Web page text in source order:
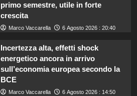
primo semestre, utile in forte
crescita
Marco Vaccarella 6 Agosto 2026 : 20:40
Incertezza alta, effetti shock
energetico ancora in arrivo
sull’economia europea secondo la
BCE
Marco Vaccarella 6 Agosto 2026 : 14:50